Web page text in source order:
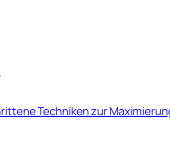
Techniken zur